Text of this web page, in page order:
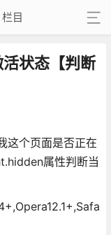
栏目
状态【判断
这个页面是否正在
属性判断当